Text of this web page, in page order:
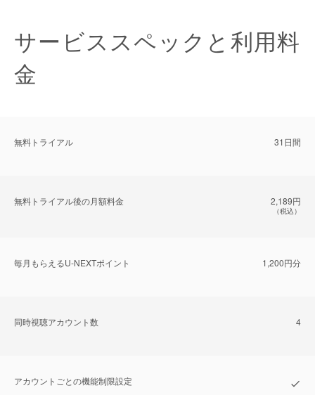
サービススペックと利用料
金
無料トライアル 31日間
無料トライアル後の⽉額料金 2,189円
（税込）
毎⽉もらえるU-NEXTポイント 1,200円分
同時視聴アカウント数 4
アカウントごとの機能制限設定